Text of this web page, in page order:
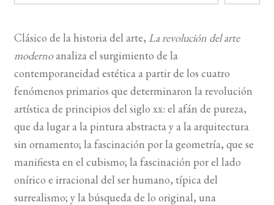
Clásico de la historia del arte, La revolución del arte
modernoanaliza el surgimiento de la
contemporaneidad estética a partir de los cuatro
fenómenos primarios que determinaron la revolución
artística de principios del siglo xx: el afán de pureza,
que da lugar a la pintura abstracta y a la arquitectura
sin ornamento; la fascinación por la geometría, que se
manifiesta en el cubismo; la fascinación por el lado
onírico e irracional del ser humano, típica del
surrealismo; y la búsqueda de lo original, una